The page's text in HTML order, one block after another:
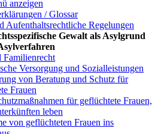
anzeigen
/ Glossar
Aufenthaltsrechtliche Regelungen
Gewalt als Asylgrund
Familienrecht
Versorgung und Sozialleistungen
von Beratung und Schutz für
Frauen
für geflüchtete Frauen,
leben
von geflüchteten Frauen ins